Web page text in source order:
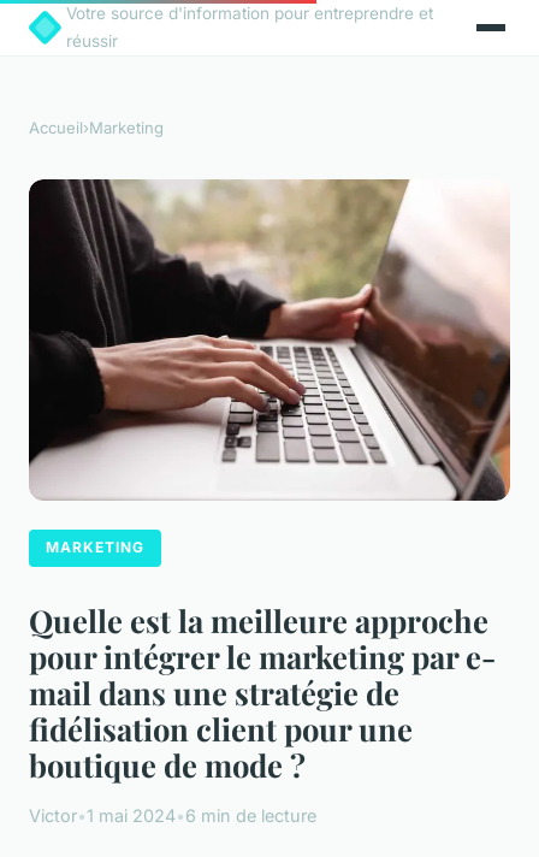
Votre source d'information pour entreprendre et
réussir
Accueil›Marketing
MARKETING
Quelle est la meilleure approche
pour intégrer le marketing par e-
mail dans une stratégie de
fidélisation client pour une
boutique de mode ?
Victor•1 mai 2024•6 min de lecture